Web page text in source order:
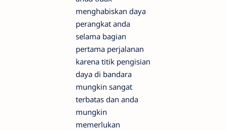
menghabiskan daya
perangkat anda
selama bagian
pertama perjalanan
karena titik pengisian
daya di bandara
mungkin sangat
terbatas dan anda
mungkin
memerlukan